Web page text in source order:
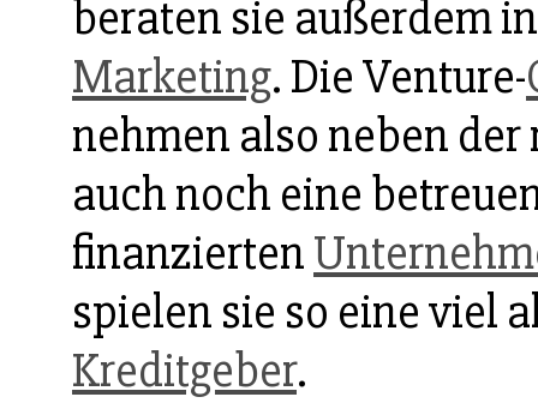
beraten sie außerdem
Marketing. Die Venture-
nehmen also neben
auch noch eine
finanzierten
spielen sie so eine viel
Kreditgeber.